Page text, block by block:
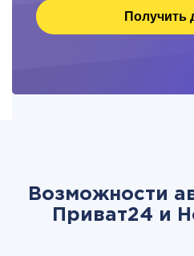
Получить
Возможности
Приват24 и